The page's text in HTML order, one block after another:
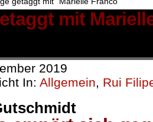
mit
2019
In: Allgemein, Rui